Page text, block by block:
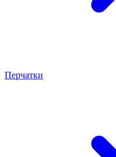
Перчатки